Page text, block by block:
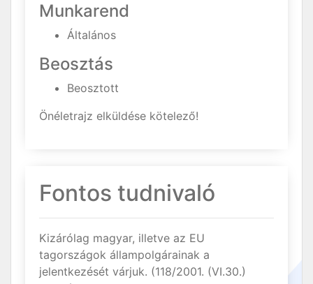
Munkarend
Általános
Beosztás
Beosztott
Önéletrajz elküldése kötelező!
Fontos tudnivaló
Kizárólag magyar, illetve az EU
tagországok állampolgárainak a
jelentkezését várjuk. (118/2001. (VI.30.)